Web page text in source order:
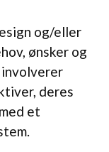
og/eller
ønsker og
deres
et